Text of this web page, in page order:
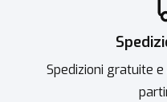
Spedizioni gratuite